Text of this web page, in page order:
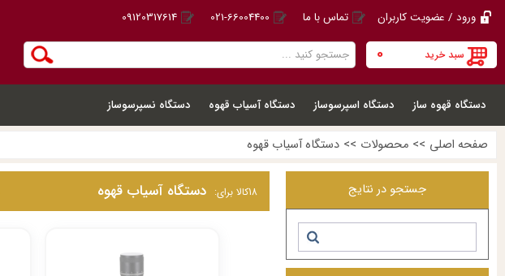
ورود / عضویت کاربران تماس با ما 021-66004400
09120317614
سبد خرید 0
دستگاه قهوه ساز دستگاه اسپرسوساز دستگاه آسیاب قهوه دستگاه نسپرسوساز
صفحه اصلی >> محصولات >> دستگاه آسیاب قهوه
جستجو در نتایج 18کالا برای: دستگاه آسیاب قهوه